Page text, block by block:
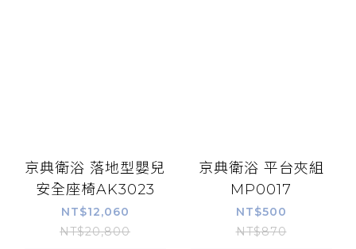
京典衛浴 落地型嬰兒
安全座椅AK3023
NT$12,060
NT$20,800
京典衛浴 平台夾組
MP0017
NT$500
NT$870